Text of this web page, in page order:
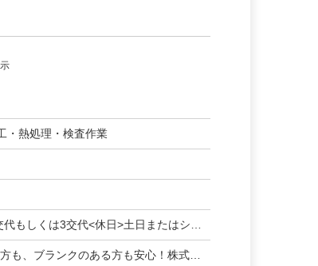
・熱処理・検査作業
もしくは3交代<休日>土日またはシフト制
安心！株式会社京栄センターで、新しい一歩を踏み出してみませんか？→充実のサ...